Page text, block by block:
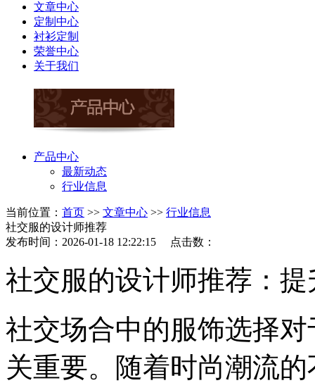
文章中心
定制中心
衬衫定制
荣誉中心
关于我们
产品中心
最新动态
行业信息
当前位置： 首页 >> 文章中心 >> 行业信息
社交服的设计师推荐
发布时间：2026-01-18 12:22:15 点击数：
社交服的设计师推荐：
社交场合中的服饰选择
关重要。随着时尚潮流